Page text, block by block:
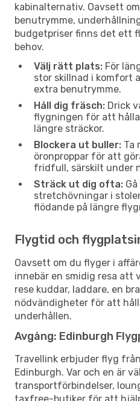
kabinalternativ. Oavsett
benutrymme,
budgetpriser finns det ett
behov.
Välj rätt plats: För
stor skillnad i komfort
extra benutrymme.
Håll dig fräsch: Drick
flygningen för att
längre sträckor.
Blockera ut buller: Ta
öronproppar för att
fridfull, särskilt under
Sträck ut dig ofta:
stretchövningar i
flödande på längre
Flygtid och
Oavsett om du flyger i
innebär en smidig resa att
rese kuddar, laddare, en
nödvändigheter för att
underhållen.
Avgång: Edinburgh
Travellink erbjuder flyg
Edinburgh. Var och en är
transportförbindelser,